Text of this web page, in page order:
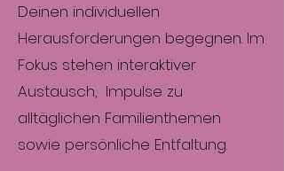
Deinen individuellen
Herausforderungen begegnen. Im
Fokus stehen interaktiver
Austausch, Impulse zu
alltäglichen Familienthemen
sowie persönliche Entfaltung.